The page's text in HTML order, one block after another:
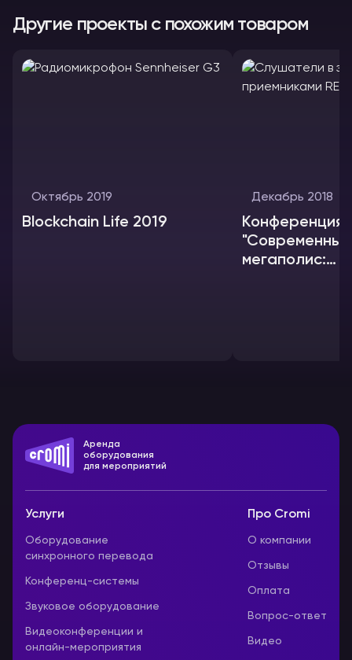
Другие проекты с похожим товаром
Октябрь 2019
Blockchain Life 2019
Декабрь 2018
Конференция
"Современный
мегаполис:
Аренда
оборудования
для мероприятий
Услуги
Оборудование
синхронного перевода
Конференц-системы
Звуковое оборудование
Видеоконференции и
онлайн-мероприятия
Про Cromi
О компании
Отзывы
Оплата
Вопрос-ответ
Видео